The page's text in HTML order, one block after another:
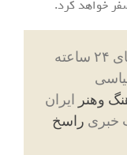
خواهد کرد.
جدیدترین اخبار و مهم ترین رویدادهای ۲۴ ساعته
وهنر ایران
خبری راسخ